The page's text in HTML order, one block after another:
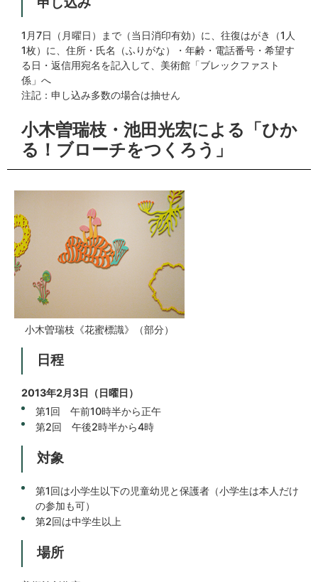
1月7日（月曜日）まで（当日消印有効）に、往復はがき（1人
1枚）に、住所・氏名（ふりがな）・年齢・電話番号・希望す
る日・返信用宛名を記入して、美術館「ブレックファスト
係」へ
注記：申し込み多数の場合は抽せん
小木曽瑞枝・池田光宏による「ひか
る！ブローチをつくろう」
小木曽瑞枝《花蜜標識》（部分）
日程
2013年2月3日（日曜日）
第1回 午前10時半から正午
第2回 午後2時半から4時
対象
第1回は小学生以下の児童幼児と保護者（小学生は本人だけ
の参加も可）
第2回は中学生以上
場所